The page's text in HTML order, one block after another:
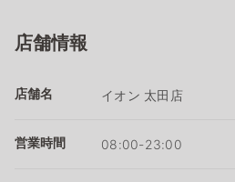
店舗情報
店舗名 イオン 太田店
営業時間 08:00-23:00